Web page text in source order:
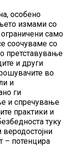
особено
измами со
само
соочуваме со
претставување
и други
во
и
ги
и спречување
практики и
туку
– потенцира